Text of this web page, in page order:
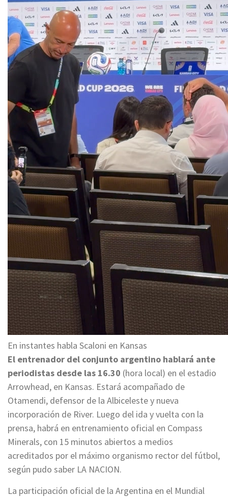
En instantes habla Scaloni en Kansas
El entrenador del conjunto argentino hablará ante
periodistas desde las 16.30 (hora local) en el estadio
Arrowhead, en Kansas. Estará acompañado de
Otamendi, defensor de la Albiceleste y nueva
incorporación de River. Luego del ida y vuelta con la
prensa, habrá en entrenamiento oficial en Compass
Minerals, con 15 minutos abiertos a medios
acreditados por el máximo organismo rector del fútbol,
según pudo saber LA NACION.
La participación oficial de la Argentina en el Mundial